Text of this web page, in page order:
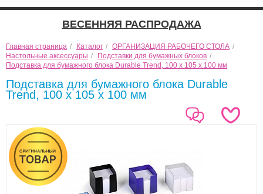
ВЕСЕННЯЯ РАСПРОДАЖА
Главная страница / Каталог / ОРГАНИЗАЦИЯ РАБОЧЕГО СТОЛА /
Настольные аксессуары / Подставки для бумажных блоков /
Подставка для бумажного блока Durable Trend, 100 x 105 x 100 мм
Подставка для бумажного блока Durable
Trend, 100 x 105 x 100 мм